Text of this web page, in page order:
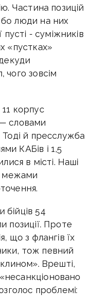
Частина позицій
люди на них
пусті - суміжників
«пустках»
чого зовсім
корпус
словами
Тоді й пресслужба
КАБів і 1,5
в місті. Наші
межами
бійців 54
позиції. Проте
що з флангів їх
тож певний
Врешті,
проблемі: